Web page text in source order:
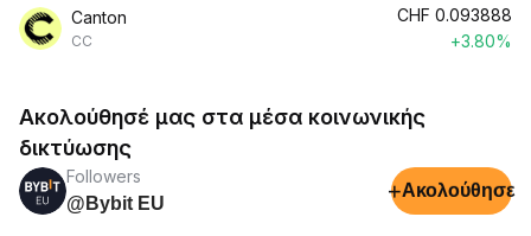
Canton
CC
CHF 0.093888
+3.80%
Ακολούθησέ μας στα μέσα κοινωνικής
δικτύωσης
Followers
@Bybit EU
+Ακολούθησε